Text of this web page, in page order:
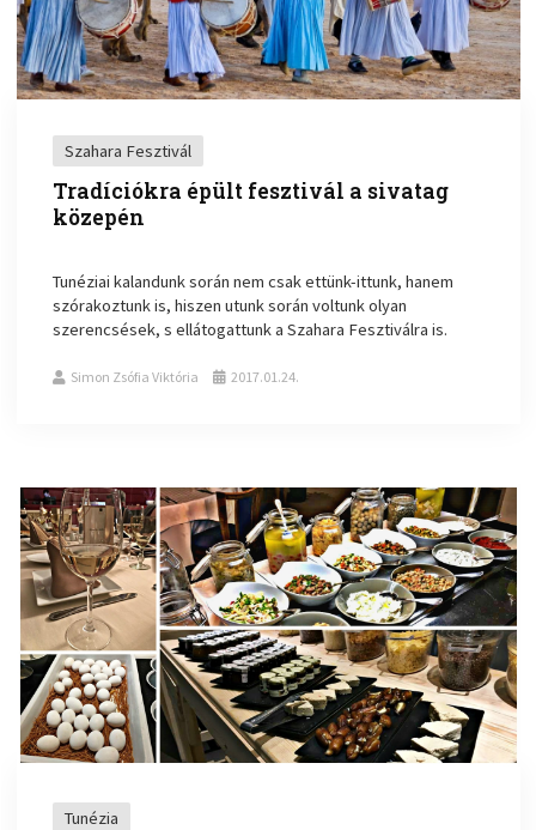
Szahara Fesztivál
Tradíciókra épült fesztivál a sivatag
közepén
Tunéziai kalandunk során nem csak ettünk-ittunk, hanem
szórakoztunk is, hiszen utunk során voltunk olyan
szerencsések, s ellátogattunk a Szahara Fesztiválra is.
Simon Zsófia Viktória 2017.01.24.
Tunézia